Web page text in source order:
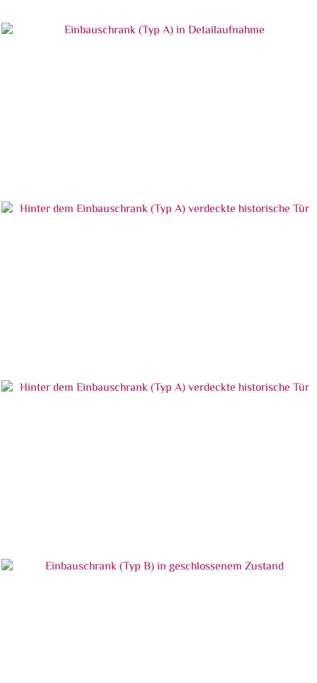
Einbauschrank (Typ A) in geöffnetem Zustand
Einbauschrank (Typ A) in Detailaufnahme
Hinter dem Einbauschrank (Typ A) verdeckte
Hinter dem Einbauschrank (Typ A) verdeckte